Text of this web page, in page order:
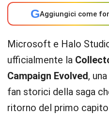
GAggiungici come
Microsoft e Halo
ufficialmente la
Campaign Evolved,
fan storici della saga
ritorno del primo